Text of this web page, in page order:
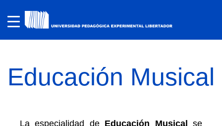
Educación Musical
La especialidad de Educación Musical
se